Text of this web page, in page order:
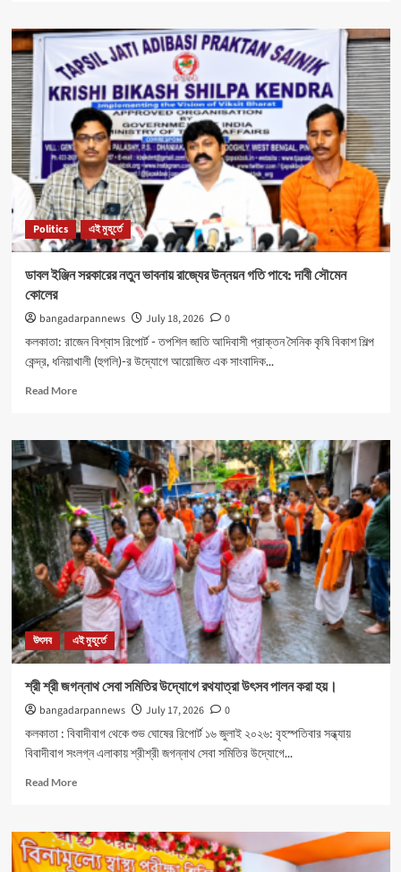
উৎকলের
সংস্কৃতিওডিশি
আশ্রমের
৩৩তম
প্রতিষ্ঠাবার্ষিকী
উদযাপন।
Politics এই মুহূর্তে
ডাবল ইঞ্জিন সরকারের নতুন ভাবনায় রাজ্যের উন্নয়ন গতি পাবে: দাবী সৌমেন
কোলের
bangadarpannews July 18, 2026
0
কলকাতা: রাজেন বিশ্বাস রিপোর্ট - তপশিল জাতি আদিবাসী প্রাক্তন সৈনিক কৃষি বিকাশ শিল্প
কেন্দ্র, ধনিয়াখালী (হুগলি)-র উদ্যোগে আয়োজিত এক সাংবাদিক...
Read MoreRead
ডাবল
সরকারের
নতুন
ভাবনায়
রাজ্যের
উন্নয়ন
গতি
পাবে:
দাবী
সৌমেন
কোলের
উৎসব এই মুহূর্তে
শ্রী শ্রী জগন্নাথ সেবা সমিতির উদ্যোগে রথযাত্রা উৎসব পালন করা হয়।
bangadarpannews July 17, 2026
0
কলকাতা : বিবাদীবাগ থেকে শুভ ঘোষের রিপোর্ট ১৬ জুলাই ২০২৬: বৃহস্পতিবার সন্ধ্যায়
বিবাদীবাগ সংলগ্ন এলাকায় শ্রীশ্রী জগন্নাথ সেবা সমিতির উদ্যোগে...
Read MoreRead
শ্রী
শ্রী
জগন্নাথ